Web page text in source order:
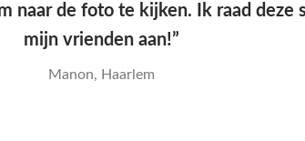
kwaliteit en mooie print.”
Yana, Den Haag